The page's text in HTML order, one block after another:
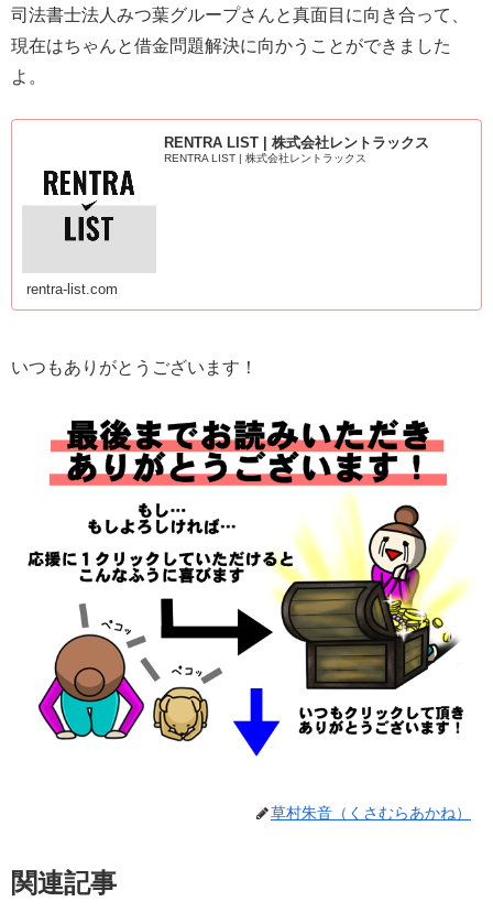
司法書士法人みつ葉グループさんと真面目に向き合って、
現在はちゃんと借金問題解決に向かうことができました
よ。
RENTRA LIST | 株式会社レントラックス
RENTRA LIST | 株式会社レントラックス
rentra-list.com
いつもありがとうございます！
草村朱音（くさむらあかね）
関連記事